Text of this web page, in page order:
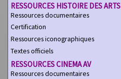
RESSOURCES HISTOIRE DES ARTS
Ressources documentaires
Certification
Ressources iconographiques
Textes officiels
RESSOURCES CINEMA AV
Ressources documentaires